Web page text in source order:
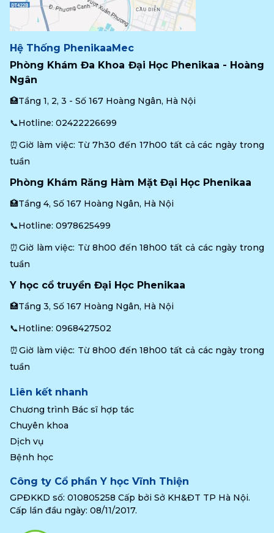
Hệ Thống PhenikaaMec
Phòng Khám Đa Khoa Đại Học Phenikaa - Hoàng
Ngân
🏥Tầng 1, 2, 3 - Số 167 Hoàng Ngân, Hà Nội
📞Hotline: 02422226699
⏰Giờ làm việc: Từ 7h30 đến 17h00 tất cả các ngày trong
tuần
Phòng Khám Răng Hàm Mặt Đại Học Phenikaa
🏥Tầng 4, Số 167 Hoàng Ngân, Hà Nội
📞Hotline: 0978625499
⏰Giờ làm việc: Từ 8h00 đến 18h00 tất cả các ngày trong
tuần
Y học cổ truyền Đại Học Phenikaa
🏥Tầng 3, Số 167 Hoàng Ngân, Hà Nội
📞Hotline: 0968427502
⏰Giờ làm việc: Từ 8h00 đến 18h00 tất cả các ngày trong
tuần
Liên kết nhanh
Chương trình Bác sĩ hợp tác
Chuyên khoa
Dịch vụ
Bệnh học
Công ty Cổ phần Y học Vĩnh Thiện
GPĐKKD số: 010805258 Cấp bởi Sở KH&ĐT TP Hà Nội.
Cấp lần đầu ngày: 08/11/2017.